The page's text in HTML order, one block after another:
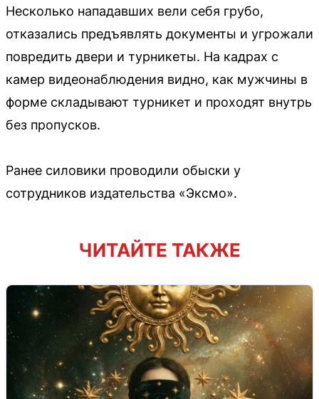
Несколько нападавших вели себя грубо,
отказались предъявлять документы и угрожали
повредить двери и турникеты. На кадрах с
камер видеонаблюдения видно, как мужчины в
форме складывают турникет и проходят внутрь
без пропусков.
Ранее силовики проводили обыски у
сотрудников издательства «Эксмо».
ЧИТАЙТЕ ТАКЖЕ